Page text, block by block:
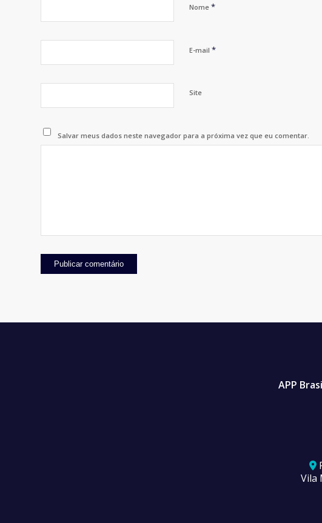
Nome *
E-mail *
Site
Salvar meus dados neste navegador para a próxima vez que eu comentar.
APP
Vila